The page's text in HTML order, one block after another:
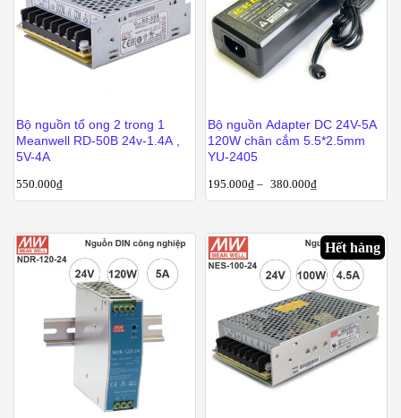
Bộ nguồn tổ ong 2 trong 1
Meanwell RD-50B 24v-1.4A ,
5V-4A
550.000₫
Bộ nguồn Adapter DC 24V-5A
120W chân cắm 5.5*2.5mm
YU-2405
195.000₫ – 380.000₫
Hết hàng